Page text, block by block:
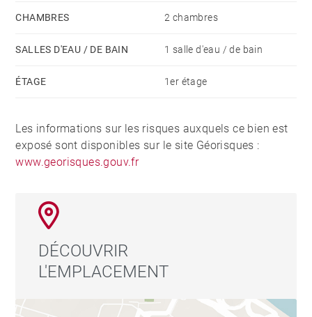
CHAMBRES 2 chambres
SALLES D'EAU / DE BAIN 1 salle d'eau / de bain
ÉTAGE 1er étage
Les informations sur les risques auxquels ce bien est
exposé sont disponibles sur le site Géorisques :
www.georisques.gouv.fr
DÉCOUVRIR
L'EMPLACEMENT